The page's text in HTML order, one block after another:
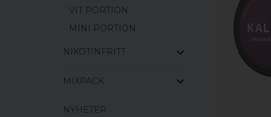
VIT PORTION
MINI PORTION
NIKOTINFRITT
MIXPACK
NYHETER